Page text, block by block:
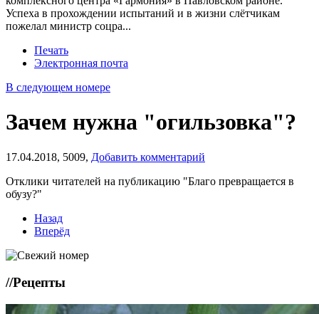
Успеха в прохождении испытаний и в жизни слётчикам
пожелал министр соцра...
Печать
Электронная почта
В следующем номере
Зачем нужна "огильзовка"?
17.04.2018, 5009, Добавить комментарий
Отклики читателей на публикацию "Благо превращается в
обузу?"
Назад
Вперёд
//Рецепты